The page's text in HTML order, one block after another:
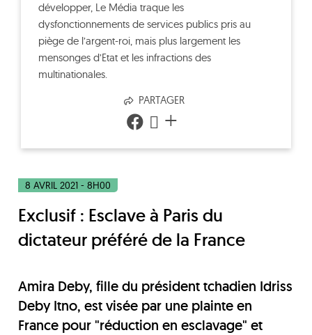
développer, Le Média traque les
dysfonctionnements de services publics pris au
piège de l’argent-roi, mais plus largement les
mensonges d’Etat et les infractions des
multinationales.
PARTAGER
+
8 AVRIL 2021 - 8H00
Exclusif : Esclave à Paris du
dictateur préféré de la France
Amira Deby, fille du président tchadien Idriss
Deby Itno, est visée par une plainte en
France pour "réduction en esclavage" et